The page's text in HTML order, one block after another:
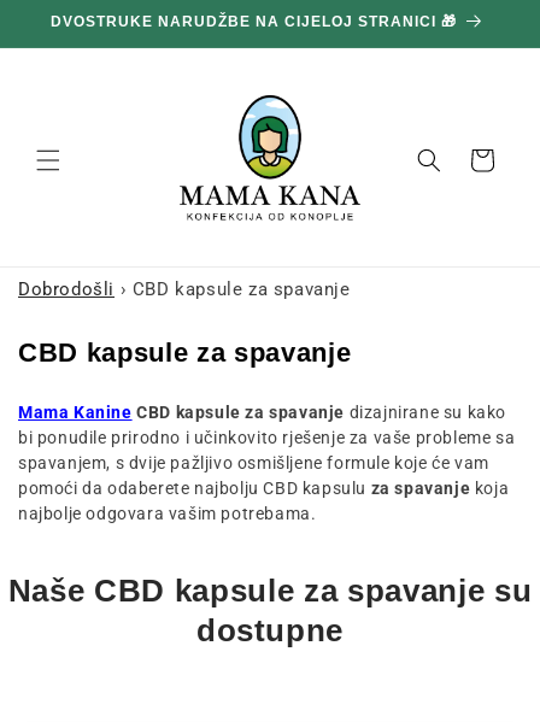
na
sadržaj
DVOSTRUKE NARUDŽBE NA CIJELOJ STRANICI 🎁
Košara
Dobrodošli › CBD kapsule za spavanje
Z
i
r
k
a
CBD kapsule za spavanje
Mama Kanine CBD kapsule za spavanje dizajnirane su kako
bi ponudile prirodno i učinkovito rješenje za vaše probleme sa
spavanjem, s dvije pažljivo osmišljene formule koje će vam
pomoći da odaberete najbolju CBD kapsulu za spavanje koja
najbolje odgovara vašim potrebama.
Naše CBD kapsule za spavanje su
dostupne